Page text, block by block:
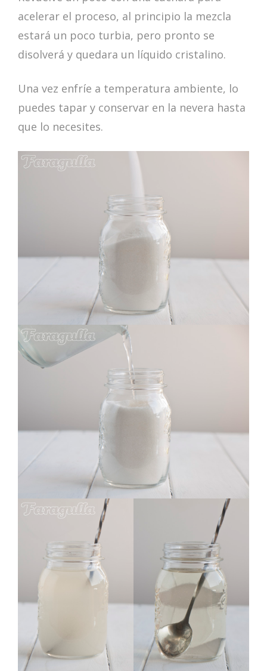
acelerar el proceso, al principio la mezcla
estará un poco turbia, pero pronto se
disolverá y quedara un líquido cristalino.
Una vez enfríe a temperatura ambiente, lo
puedes tapar y conservar en la nevera hasta
que lo necesites.